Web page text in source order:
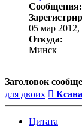
Сообщения:
05 мар 2012,
Откуда:
Минск
Заголовок
для двоих
Ксана
Цитата